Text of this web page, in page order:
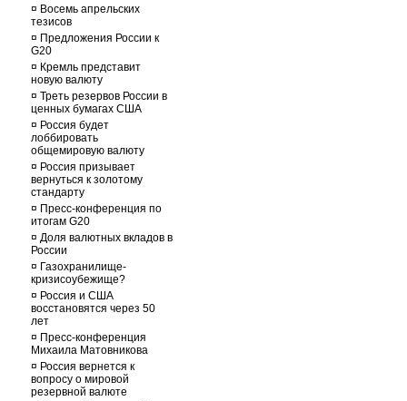
¤ Восемь апрельских
тезисов
¤ Предложения России к
G20
¤ Кремль представит
новую валюту
¤ Треть резервов России в
ценных бумагах США
¤ Россия будет
лоббировать
общемировую валюту
¤ Россия призывает
вернуться к золотому
стандарту
¤ Пресс-конференция по
итогам G20
¤ Доля валютных вкладов в
России
¤ Газохранилище-
кризисоубежище?
¤ Россия и США
восстановятся через 50
лет
¤ Пресс-конференция
Михаила Матовникова
¤ Россия вернется к
вопросу о мировой
резервной валюте